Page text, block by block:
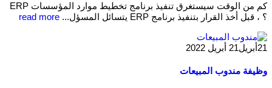
كم من الوقت سيستغرق تنفيذ برنامج تخطيط موارد المؤسسات ERP
؟ ، قبل أخذ القرار بتنفيذ برنامج ERP يتسائل المسؤل...
read more
21أبريل21 أبريل 2022
وظيفة مندوب المبيعات